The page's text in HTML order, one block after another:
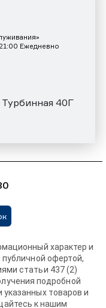
Ежедневно
Турбинная 40Г
характер и
публичной офертой,
статьи 437 (2)
подробной
товаров и
к нашим